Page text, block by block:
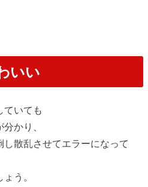
いい
ていても
かり、
散乱させてエラーになって
う。